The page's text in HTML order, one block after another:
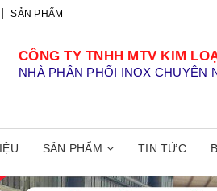
SẢN PHẨM
CÔNG TY TNHH MTV KIM
NHÀ PHÂN PHỐI INOX CHUYÊN
SẢN PHẨM TIN TỨC